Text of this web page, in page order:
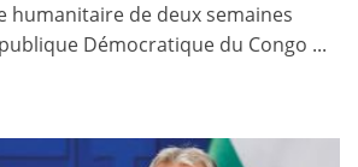
humanitaire de deux semaines
Démocratique du Congo ...